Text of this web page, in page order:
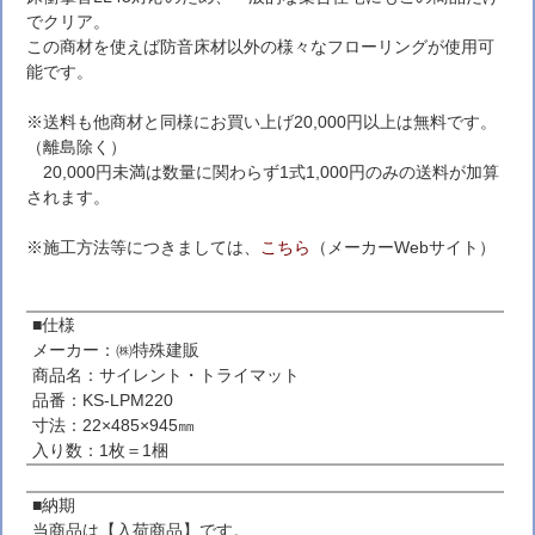
でクリア。
この商材を使えば防音床材以外の様々なフローリングが使用可
能です。
※送料も他商材と同様にお買い上げ20,000円以上は無料です。
（離島除く）
20,000円未満は数量に関わらず1式1,000円のみの送料が加算
されます。
※施工方法等につきましては、 こちら （メーカーWebサイト）
■仕様
メーカー：㈱特殊建販
商品名：サイレント・トライマット
品番：KS-LPM220
寸法：22×485×945㎜
入り数：1枚＝1梱
■納期
当商品は【入荷商品】です。